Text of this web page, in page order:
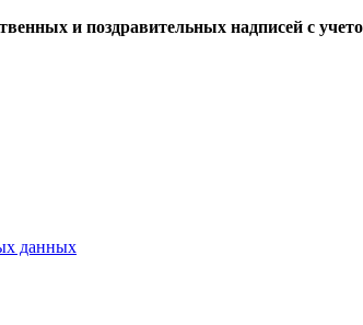
и поздравительных надписей с
данных